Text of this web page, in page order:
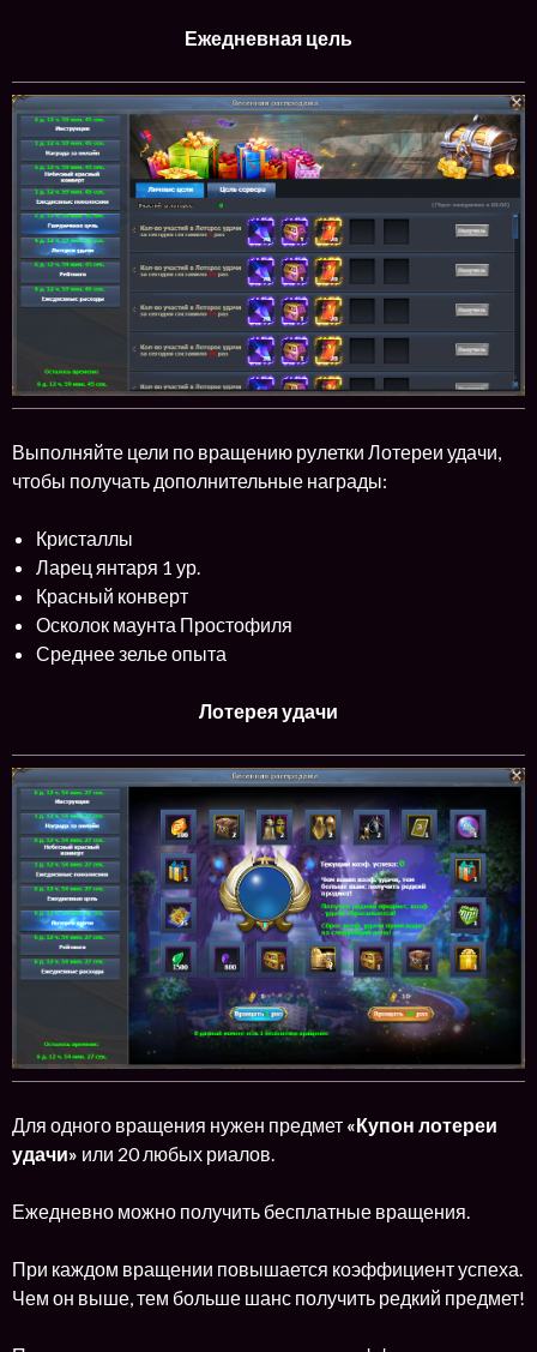
Ежедневная цель
Выполняйте цели по вращению рулетки Лотереи удачи,
чтобы получать дополнительные награды:
Кристаллы
Ларец янтаря 1 ур.
Красный конверт
Осколок маунта Простофиля
Среднее зелье опыта
Лотерея удачи
Для одного вращения нужен предмет «Купон лотереи
удачи» или 20 любых риалов.
Ежедневно можно получить бесплатные вращения.
При каждом вращении повышается коэффициент успеха.
Чем он выше, тем больше шанс получить редкий предмет!